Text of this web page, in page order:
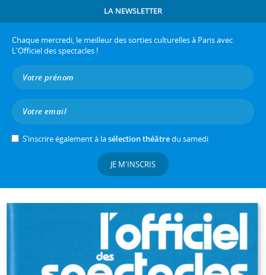
LA NEWSLETTER
Chaque mercredi, le meilleur des sorties culturelles à Paris avec
L'Officiel des spectacles !
S’inscrire également à lasélection théâtredu samedi
JE M'INSCRIS